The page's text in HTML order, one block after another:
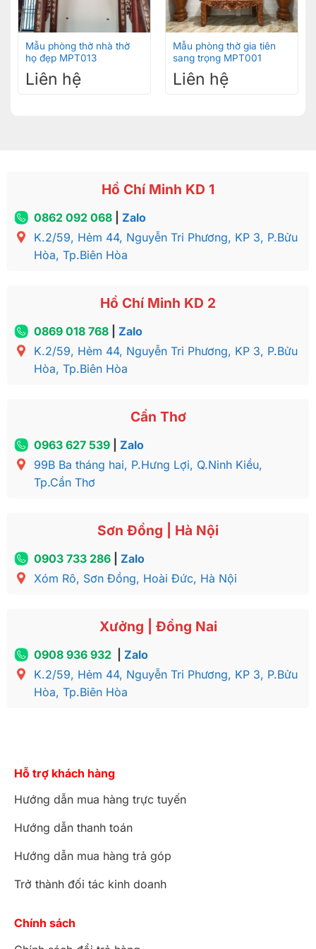
Mẫu phòng thờ nhà thờ
họ đẹp MPT013
Liên hệ
Mẫu phòng thờ gia tiên
sang trọng MPT001
Liên hệ
Hồ Chí Minh KD 1
0862 092 068| Zalo
K.2/59, Hẻm 44, Nguyễn Tri Phương, KP 3, P.Bửu
Hòa, Tp.Biên Hòa
Hồ Chí Minh KD 2
0869 018 768| Zalo
K.2/59, Hẻm 44, Nguyễn Tri Phương, KP 3, P.Bửu
Hòa, Tp.Biên Hòa
Cần Thơ
0963 627 539| Zalo
99B Ba tháng hai, P.Hưng Lợi, Q.Ninh Kiều,
Tp.Cần Thơ
Sơn Đồng | Hà Nội
0903 733 286| Zalo
Xóm Rô, Sơn Đồng, Hoài Đức, Hà Nội
Xưởng | Đồng Nai
0908 936 932
Zalo
K.2/59, Hẻm 44, Nguyễn Tri Phương, KP 3, P.Bửu
Hòa, Tp.Biên Hòa
Hỗ trợ khách hàng
Hướng dẫn mua hàng trực tuyến
Hướng dẫn thanh toán
Hướng dẫn mua hàng trả góp
Trở thành đối tác kinh doanh
Chính sách